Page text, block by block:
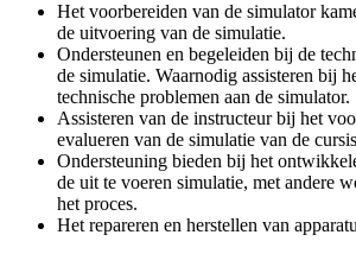
Het voorbereiden van de simulator
de uitvoering van de simulatie.
Ondersteunen en begeleiden bij de
de simulatie. Waarnodig assisteren bij
technische problemen aan de simulator.
Assisteren van de instructeur bij het
evalueren van de simulatie van de
Ondersteuning bieden bij het
de uit te voeren simulatie, met andere
het proces.
Het repareren en herstellen van